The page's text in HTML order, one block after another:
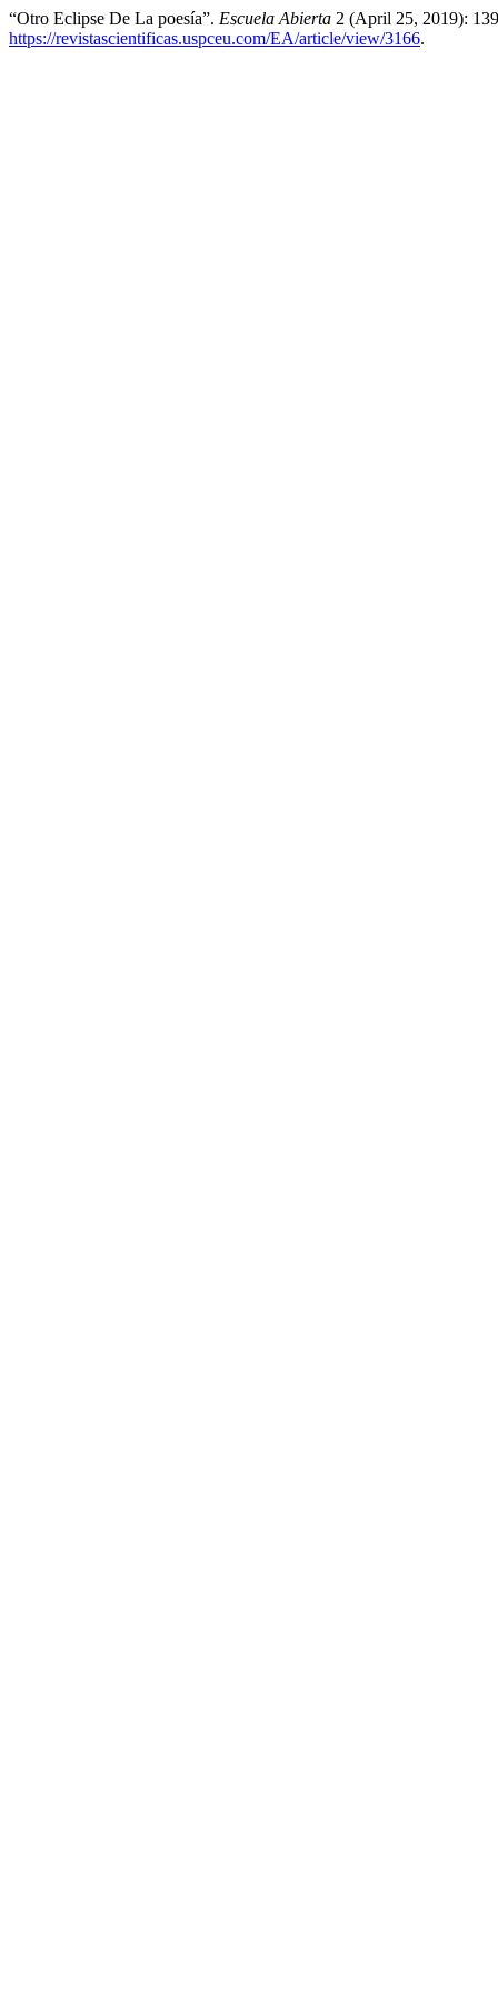
“Otro Eclipse De La poesía”. Escuela Abierta 2 (April 25, 2019):
https://revistascientificas.uspceu.com/EA/article/view/3166.